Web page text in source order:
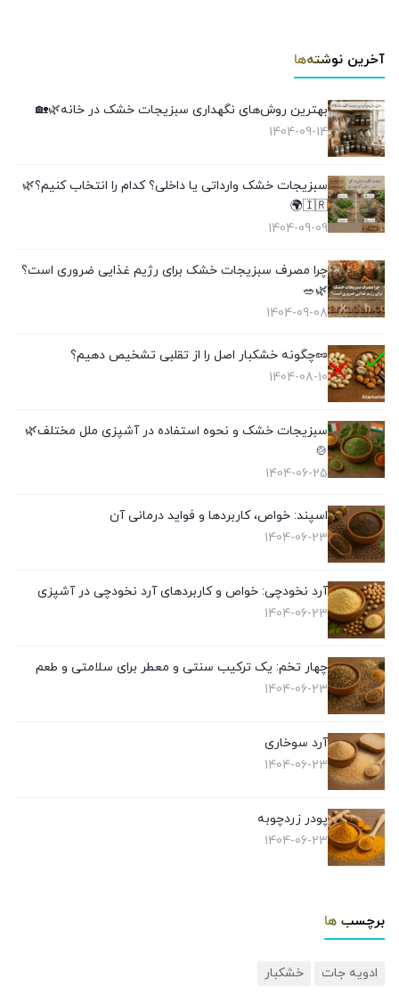
آخرین نوشته‌ها
بهترین روش‌های نگهداری سبزیجات خشک در خانه🌿🏡
1404-09-14
سبزیجات خشک وارداتی یا داخلی؟ کدام را انتخاب کنیم؟🌿
🇮🇷🌍
1404-09-09
چرا مصرف سبزیجات خشک برای رژیم غذایی ضروری است؟
🌿🥗
1404-09-08
🥜چگونه خشکبار اصل را از تقلبی تشخیص دهیم؟
1404-08-10
سبزیجات خشک و نحوه استفاده در آشپزی ملل مختلف🌿
🍲
1404-06-25
اسپند: خواص، کاربردها و فواید درمانی آن
1404-06-23
آرد نخودچی: خواص و کاربردهای آرد نخودچی در آشپزی
1404-06-23
چهار تخم: یک ترکیب سنتی و معطر برای سلامتی و طعم
1404-06-23
آرد سوخاری
1404-06-23
پودر زردچوبه
1404-06-23
برچسب ها
ادویه جات خشکبار